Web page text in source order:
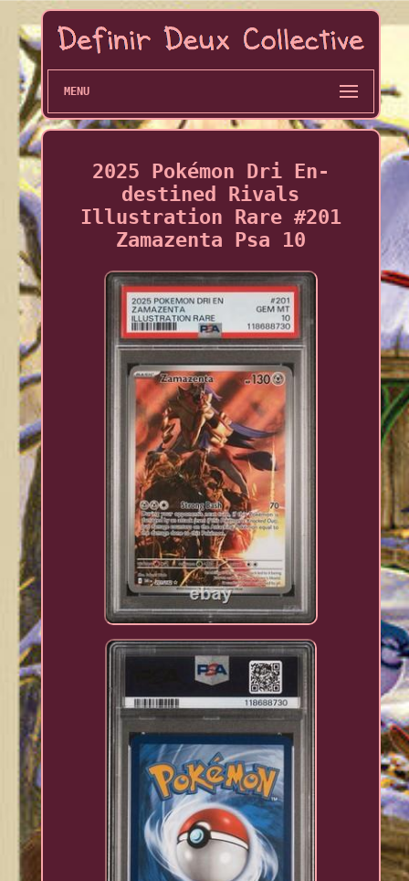
MENU
2025 Pokémon Dri En-
destined Rivals
Illustration Rare #201
Zamazenta Psa 10